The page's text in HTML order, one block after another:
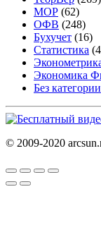
МОР (62)
ОФВ (248)
Бухучет (16)
Статистика
Экономика
Без категории
© 2009-2020